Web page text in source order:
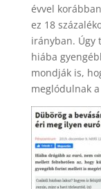
évvel
ez 18
irányban. Úgy
hiába
mondják is,
meglódulnak